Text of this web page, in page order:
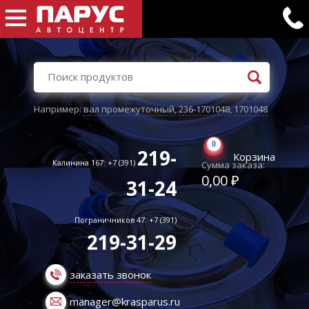
Например:вал промежуточный,236-1701048,1701048
Калинина 167: +7 (391) 219-
31-24
Пограничников 47: +7 (391)
219-31-29
заказать звонок
manager@krasparus.ru
0
Корзина
Сумма заказа:
0,00 ₽